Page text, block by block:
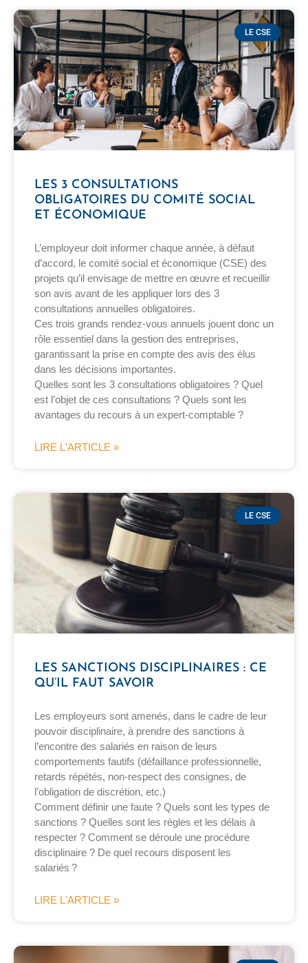
LE CSE
LES 3 CONSULTATIONS
OBLIGATOIRES DU COMITÉ SOCIAL
ET ÉCONOMIQUE
L’employeur doit informer chaque année, à défaut
d’accord, le comité social et économique (CSE) des
projets qu’il envisage de mettre en œuvre et recueillir
son avis avant de les appliquer lors des 3
consultations annuelles obligatoires.
Ces trois grands rendez-vous annuels jouent donc un
rôle essentiel dans la gestion des entreprises,
garantissant la prise en compte des avis des élus
dans les décisions importantes.
Quelles sont les 3 consultations obligatoires ? Quel
est l’objet de ces consultations ? Quels sont les
avantages du recours à un expert-comptable ?
LIRE L'ARTICLE »
LE CSE
LES SANCTIONS DISCIPLINAIRES : CE
QU’IL FAUT SAVOIR
Les employeurs sont amenés, dans le cadre de leur
pouvoir disciplinaire, à prendre des sanctions à
l’encontre des salariés en raison de leurs
comportements fautifs (défaillance professionnelle,
retards répétés, non-respect des consignes, de
l’obligation de discrétion, etc.)
Comment définir une faute ? Quels sont les types de
sanctions ? Quelles sont les règles et les délais à
respecter ? Comment se déroule une procédure
disciplinaire ? De quel recours disposent les
salariés ?
LIRE L'ARTICLE »